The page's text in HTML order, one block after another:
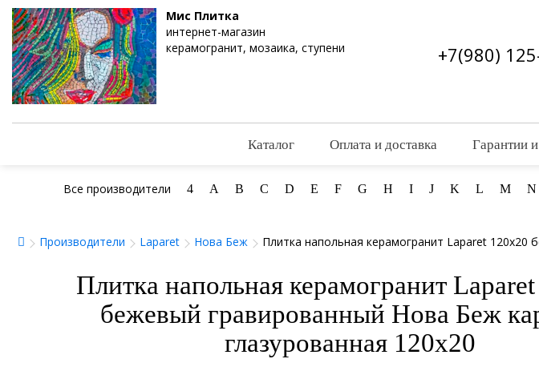
Мис Плитка
интернет-магазин
керамогранит, мозаика, ступени
+7(980)
Каталог Оплата и доставка Гарантии
Все производители 4 A B C D E F G H I J K L M N
Производители Laparet Нова Беж Плитка напольная керамогранит Laparet 120x20
Плитка напольная керамогранит
бежевый гравированный Нова Беж
глазурованная 120x20